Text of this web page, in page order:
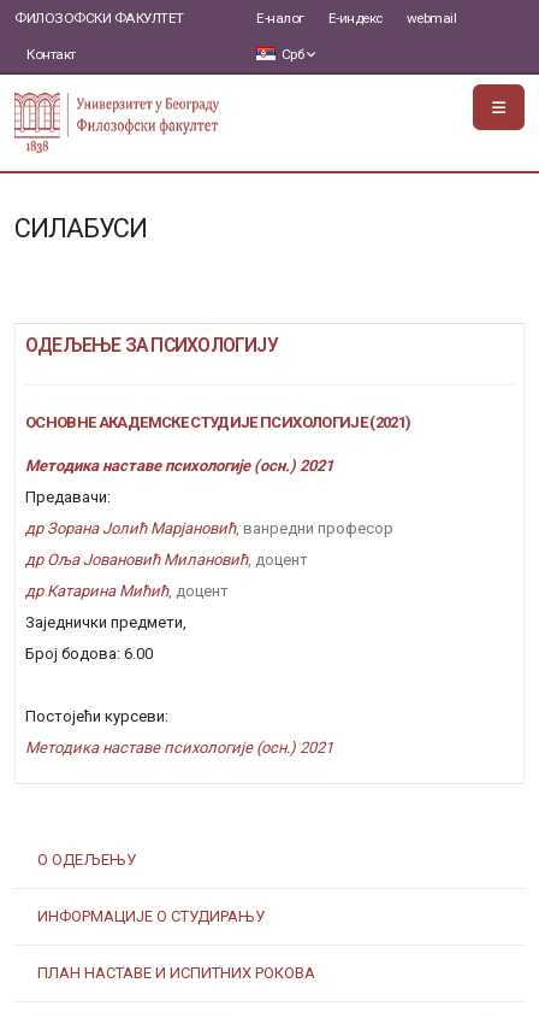
ФИЛОЗОФСКИ ФАКУЛТЕТ
Контакт
Е-налог Е-индекс webmail
Срб
СИЛАБУСИ
О ОДЕЉЕЊУ
ИНФОРМАЦИЈЕ О СТУДИРАЊУ
ПЛАН НАСТАВЕ И ИСПИТНИХ РОКОВА
ОДЕЉЕЊЕ ЗА ПСИХОЛОГИЈУ
ОСНОВНЕ АКАДЕМСКЕ СТУДИЈЕ ПСИХОЛОГИЈЕ (2021)
Методика наставе психологије (осн.) 2021
Предавачи:
др Зорана Јолић Марјановић, ванредни професор
др Оља Јовановић Милановић, доцент
др Катарина Мићић, доцент
Заједнички предмети,
Број бодова: 6.00
Постојећи курсеви:
Методика наставе психологије (осн.) 2021